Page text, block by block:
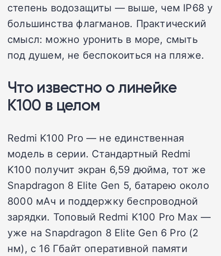
степень водозащиты — выше, чем IP68 у
большинства флагманов. Практический
смысл: можно уронить в море, смыть
под душем, не беспокоиться на пляже.
Что известно о линейке
K100 в целом
Redmi K100 Pro — не единственная
модель в серии. Стандартный Redmi
K100 получит экран 6,59 дюйма, тот же
Snapdragon 8 Elite Gen 5, батарею около
8000 мАч и поддержку беспроводной
зарядки. Топовый Redmi K100 Pro Max —
уже на Snapdragon 8 Elite Gen 6 Pro (2
нм), с 16 Гбайт оперативной памяти